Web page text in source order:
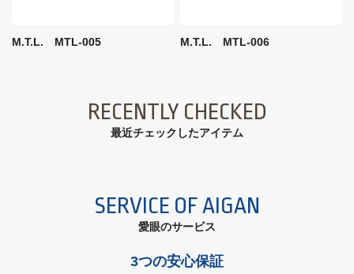
M.T.L. MTL-005 M.T.L. MTL-006
RECENTLY CHECKED
最近チェックしたアイテム
SERVICE OF AIGAN
愛眼のサービス
3つの安心保証